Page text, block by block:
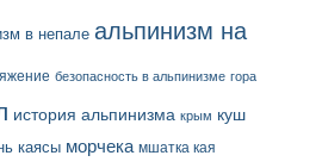
в непале альпинизм на
безопасность в альпинизме гора
история альпинизма крым куш
каясы морчека мшатка кая